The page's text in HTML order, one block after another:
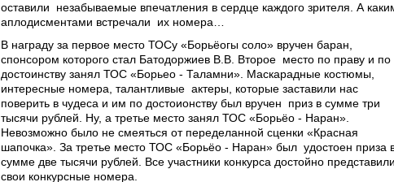
оставили незабываемые впечатления в сердце каждого зрителя. А
аплодисментами встречали их номера…
В награду за первое место ТОСу «Борьёогы соло» вручен баран,
спонсором которого стал Батодоржиев В.В. Второе место по праву и по
достоинству занял ТОС «Борьео - Таламни». Маскарадные костюмы,
интересные номера, талантливые актеры, которые заставили нас
поверить в чудеса и им по достоионству был вручен приз в сумме три
тысячи рублей. Ну, а третье место занял ТОС «Борьёо - Наран».
Невозможно было не смеяться от переделанной сценки «Красная
шапочка». За третье место ТОС «Борьёо - Наран» был удостоен приза
сумме две тысячи рублей. Все участники конкурса достойно представили
свои конкурсные номера.